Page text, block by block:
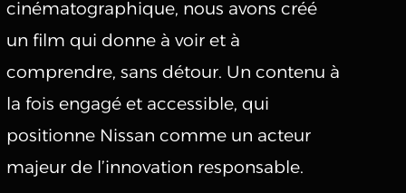
cinématographique, nous avons créé
un film qui donne à voir et à
comprendre, sans détour. Un contenu à
la fois engagé et accessible, qui
positionne Nissan comme un acteur
majeur de l’innovation responsable.